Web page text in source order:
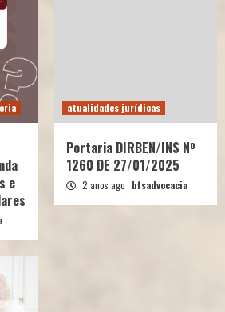
e
atualidades jurídicas
Portaria DIRBEN/INS Nº
1260 DE 27/01/2025
2 anos ago bfsadvocacia